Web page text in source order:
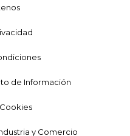
de Información
y Comercio